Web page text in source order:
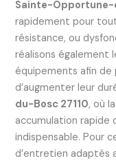
Sainte-Opportune-
rapidement pour
résistance, ou
réalisons également
équipements afin de
d’augmenter leur
du-Bosc 27110, où
accumulation rapide
indispensable. Pour
d’entretien adaptés